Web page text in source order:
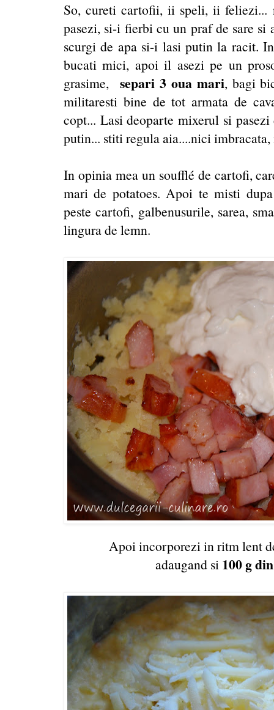
So, cureti cartofii, ii speli, ii feliezi...
pasezi, si-i fierbi cu un praf de sare
scurgi de apa si-i lasi putin la racit.
bucati mici, apoi il asezi pe un
grasime, separi 3 oua mari, bagi
militaresti bine de tot armata de
copt... Lasi deoparte mixerul si
putin... stiti regula aia....nici
In opinia mea un soufflé de cartofi,
mari de potatoes. Apoi te misti
peste cartofi, galbenusurile, sarea,
lingura de lemn.
Apoi incorporezi in ritm lent
adaugand si 100 g